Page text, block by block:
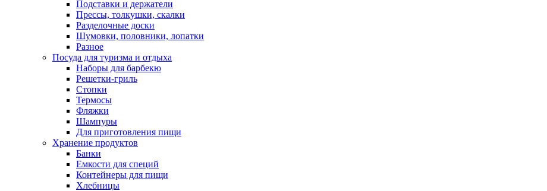
Подставки и держатели
Прессы, толкушки, скалки
Разделочные доски
Шумовки, половники, лопатки
Разное
Посуда для туризма и отдыха
Наборы для барбекю
Решетки-гриль
Стопки
Термосы
Фляжки
Шампуры
Для приготовления пищи
Хранение продуктов
Банки
Емкости для специй
Контейнеры для пищи
Хлебницы